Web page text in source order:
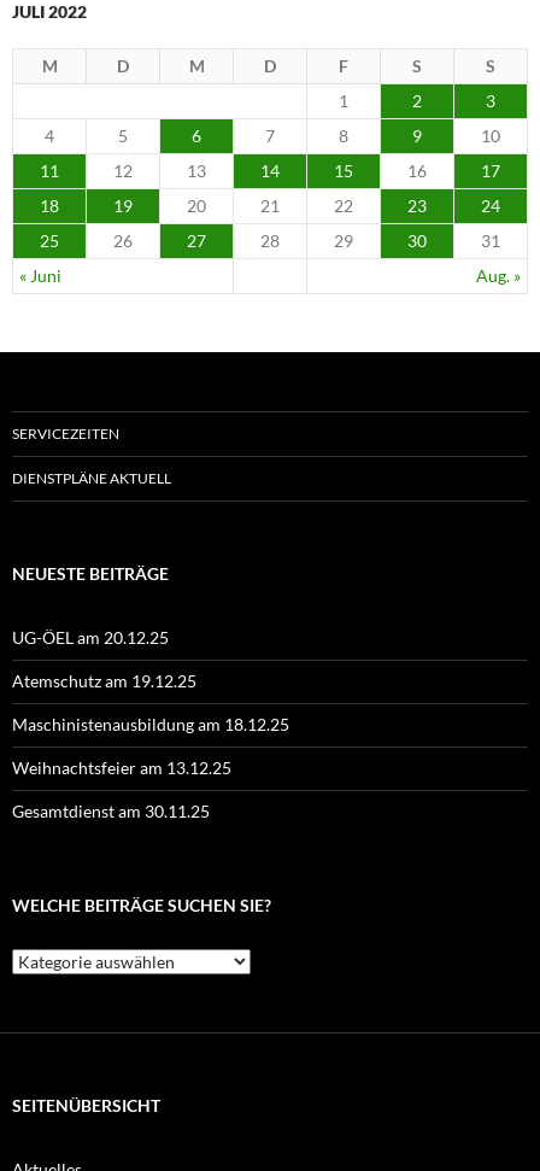
JULI 2022
M D M D F S S
« Juni Aug. »
1 2
3
4
5 6 7 8 9
10
11
12 13 14 15 16
17
18
19 20 21 22 23
24
25
26 27 28 29 30 31
SERVICEZEITEN
DIENSTPLÄNE AKTUELL
NEUESTE BEITRÄGE
UG-ÖEL am 20.12.25
Atemschutz am 19.12.25
Maschinistenausbildung am 18.12.25
Weihnachtsfeier am 13.12.25
Gesamtdienst am 30.11.25
WELCHE BEITRÄGE SUCHEN SIE?
Welche
Beiträge
SEITENÜBERSICHT